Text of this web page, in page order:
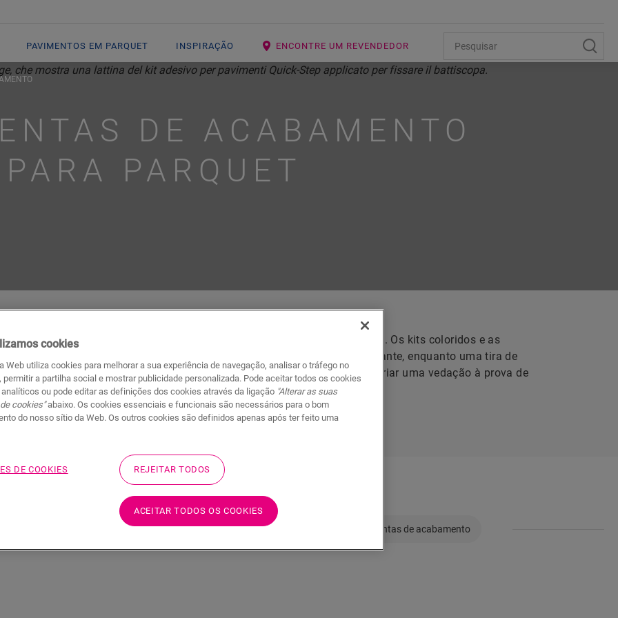
PAVIMENTOS EM PARQUET INSPIRAÇÃO ENCONTRE UM REVENDEDOR
DE ACABAMENTO
PARA PARQUET
com
de
Os toques finais fazem toda a diferença no seu parquet. Os kits coloridos e as
capas de tubos da Quick-Step oferecem um visual elegante, enquanto uma tira de
espuma, HydroKit e HydroStrip trabalham juntos para criar uma vedação à prova de
humidade.
à prova de água Ferramentas de acabamento para rodapés Outros ferramentas de acabamento
cookies
Web utiliza cookies para melhorar a sua experiência de navegação, analisar o tráfego no
permitir a partilha social e mostrar publicidade personalizada. Pode aceitar todos os cookies
ou pode editar as definições dos cookies através da ligação "Alterar as suas
cookies"abaixo. Os cookies essenciais e funcionais são necessários para o bom
do nosso sítio da Web. Os outros cookies são definidos apenas após ter feito uma
DE COOKIES REJEITAR TODOS
ACEITAR TODOS OS COOKIES